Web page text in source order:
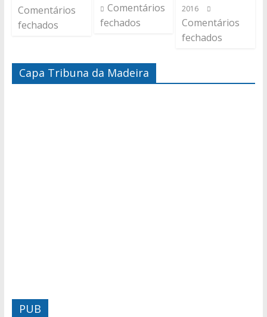
Comentários
fechados
Comentários
fechados
2016
Comentários
fechados
Capa Tribuna da Madeira
PUB